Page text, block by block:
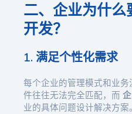
二、企业为什
开发？
1. 满足个性化需求
每个企业的管理模式和业
件往往无法完全匹配，而
业的具体问题设计解决方案。